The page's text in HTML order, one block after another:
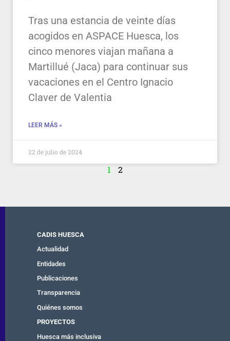
Tras una estancia de veinte días
acogidos en ASPACE Huesca, los
cinco menores viajan mañana a
Martillué (Jaca) para continuar sus
vacaciones en el Centro Ignacio
Claver de Valentia
LEER MÁS »
22 de julio de 2024
1 2
CADIS HUESCA
Actualidad
Entidades
Publicaciones
Transparencia
Quiénes somos
PROYECTOS
Huesca más inclusiva